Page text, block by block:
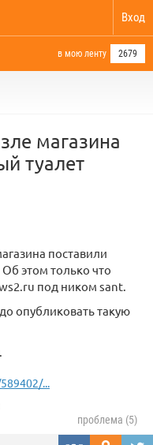
Вход
в мою ленту 2679
магазина
туалет
поставили
этом только что
под ником sant.
опубликовать такую
...
проблема (5)